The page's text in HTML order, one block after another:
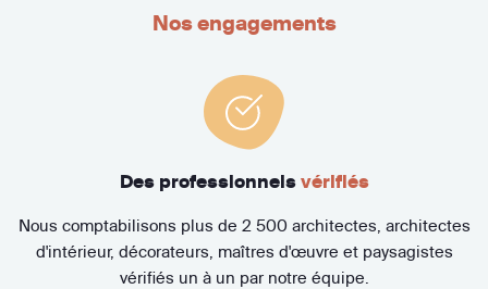
Nos engagements
Des professionnels vérifiés
Nous comptabilisons plus de 2 500 architectes, architectes
d'intérieur, décorateurs, maîtres d'œuvre et paysagistes
vérifiés un à un par notre équipe.